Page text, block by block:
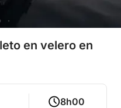
en velero en
8h00